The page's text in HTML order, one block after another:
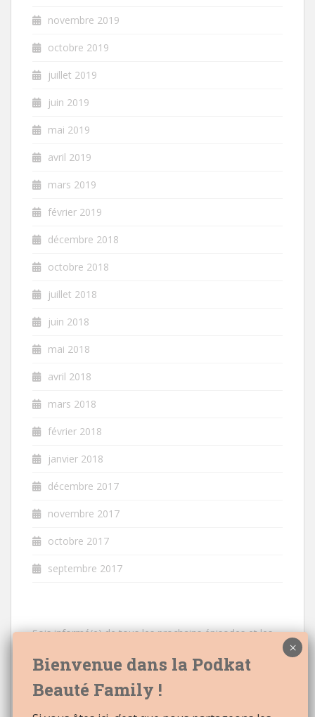
novembre 2019
octobre 2019
juillet 2019
juin 2019
mai 2019
avril 2019
mars 2019
février 2019
décembre 2018
octobre 2018
juillet 2018
juin 2018
mai 2018
avril 2018
mars 2018
février 2018
janvier 2018
décembre 2017
novembre 2017
octobre 2017
septembre 2017
Sois informé(e) de tous les prochains épisodes et les
Email: